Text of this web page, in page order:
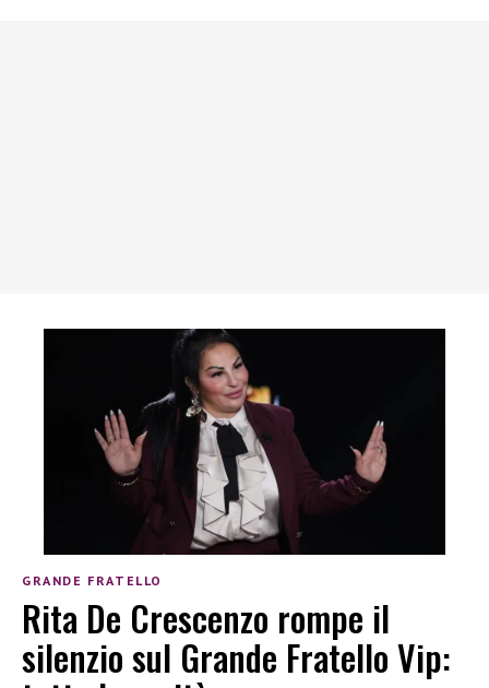
GRANDE FRATELLO
Rita De Crescenzo rompe il
silenzio sul Grande Fratello Vip: